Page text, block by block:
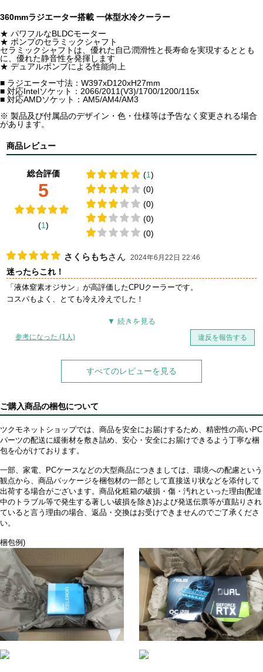
360mmラジエーター搭載 一体型水冷クーラー
★ パワフルなBLDCモーター
★ ポンプのセラミックシャフト
セラミックシャフトは、優れた自己潤滑性と長寿命を実現するととも
に、優れた静音性を発揮します
★ デュアルポンプによる性能向上
■ ラジエーター寸法：W397xD120xH27mm
■ 対応Intelソケット：2066/2011(V3)/1700/1200/115x
■ 対応AMDソケット：AM5/AM4/AM3
※ 製品及び付属品のデザイン・色・仕様等は予告なく変更される場合
があります。
商品レビュー
総合評価
5
(1)
(1)
(0)
(0)
(0)
(0)
さくらもちさん 2024年6月22日 22:46
迷ったらこれ！
「液体窒素オジサン」が高評価したCPUクーラーです。
コスパもよく、とても冷え冷えでした！
参考になった (1人) 違反を報告する
すべてのレビューを見る
ご購入商品の梱包について
ツクモネットショップでは、商品を安全にお届けするため、精密性の高いPC
パーツの配送に緩衝材を敷き詰め、安心・安全にお届けできるよう丁寧な梱
包を心がけております。
一部、家電、PCケースなどの大型商品につきましては、環境への配慮という
観点から、商品パッケージを梱包材の一部として直接送り状などを添付して
出荷する場合がございます。商品化粧箱の破損・傷・汚れといった理由(配達
中のトラブル等で発生する著しい破損を除き)および発送伝票等が直貼りされ
ていると言う理由の場合、返品・交換はお受けできませんのでご了承くださ
い。
梱包例)